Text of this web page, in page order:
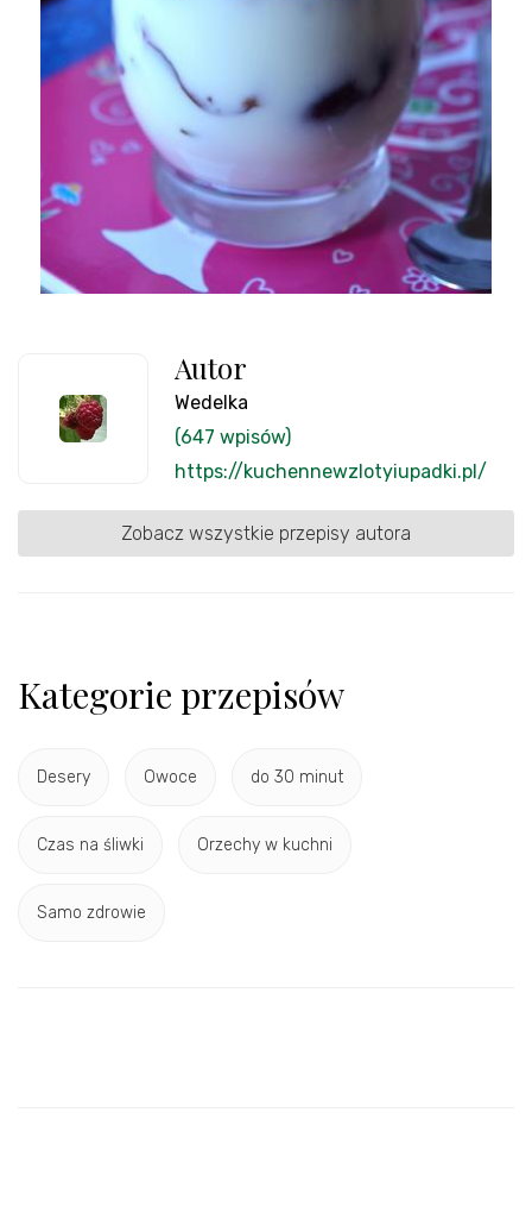
Autor
Wedelka
(647 wpisów)
https://kuchennewzlotyiupadki.pl/
Zobacz wszystkie przepisy autora
Kategorie przepisów
Desery Owoce do 30 minut
Czas na śliwki Orzechy w kuchni
Samo zdrowie